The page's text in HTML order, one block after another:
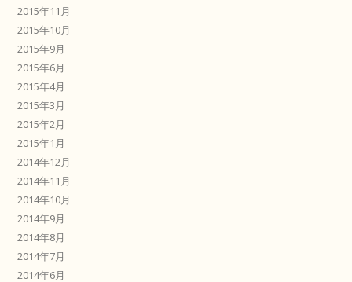
2015年11月
2015年10月
2015年9月
2015年6月
2015年4月
2015年3月
2015年2月
2015年1月
2014年12月
2014年11月
2014年10月
2014年9月
2014年8月
2014年7月
2014年6月